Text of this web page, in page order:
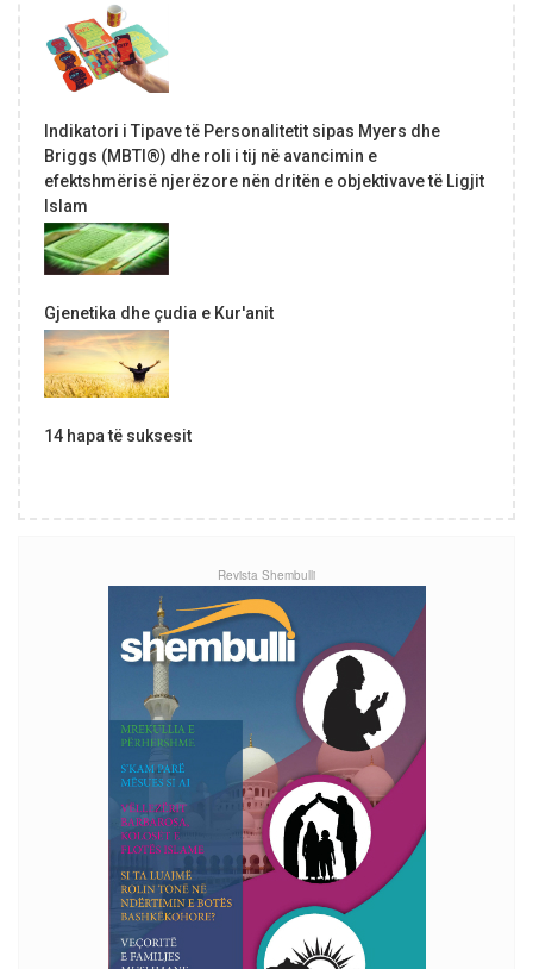
Indikatori i Tipave të Personalitetit sipas Myers dhe
Briggs (MBTI®) dhe roli i tij në avancimin e
efektshmërisë njerëzore nën dritën e objektivave të Ligjit
Islam
Gjenetika dhe çudia e Kur'anit
14 hapa të suksesit
Revista Shembulli